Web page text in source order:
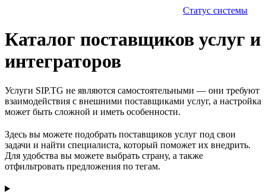
Статус системы
Каталог поставщиков услуг и
интеграторов
Услуги SIP.TG не являются самостоятельными — они требуют
взаимодействия с внешними поставщиками услуг, а настройка
может быть сложной и иметь особенности.
Здесь вы можете подобрать поставщиков услуг под свои
задачи и найти специалиста, который поможет их внедрить.
Для удобства вы можете выбрать страну, а также
отфильтровать предложения по тегам.